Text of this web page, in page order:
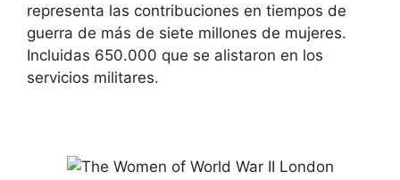
representa las contribuciones en tiempos de
guerra de más de siete millones de mujeres.
Incluidas 650.000 que se alistaron en los
servicios militares.